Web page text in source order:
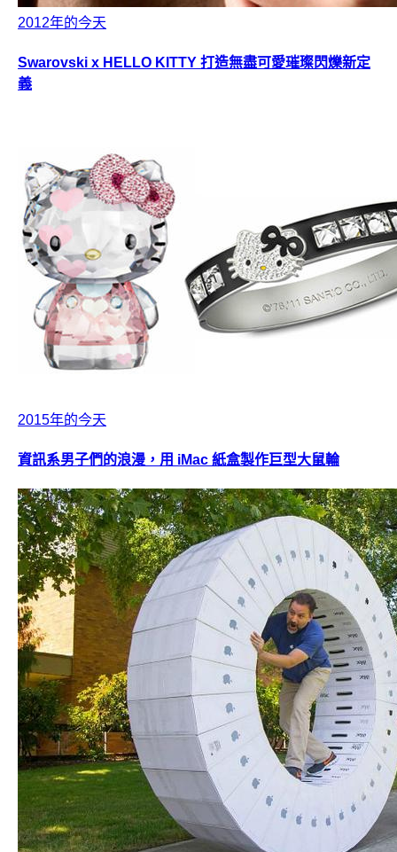
2012年的今天
Swarovski x HELLO KITTY 打造無盡可愛璀璨閃爍新定
義
2015年的今天
資訊系男子們的浪漫，用 iMac 紙盒製作巨型大鼠輪